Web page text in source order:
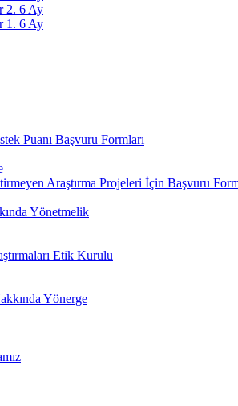
2. 6 Ay
1. 6 Ay
Puanı Başvuru Formları
Araştırma Projeleri İçin Başvuru
Yönetmelik
Etik Kurulu
Yönerge